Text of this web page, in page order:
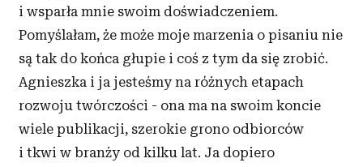
i wsparła mnie swoim doświadczeniem.
Pomyślałam, że może moje marzenia o pisaniu nie
są tak do końca głupie i coś z tym da się zrobić.
Agnieszka i ja jesteśmy na różnych etapach
rozwoju twórczości - ona ma na swoim koncie
wiele publikacji, szerokie grono odbiorców
i tkwi w branży od kilku lat. Ja dopiero